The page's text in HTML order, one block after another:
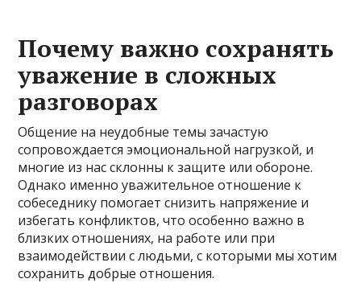
Почему важно сохранять
уважение в сложных
разговорах
Общение на неудобные темы зачастую
сопровождается эмоциональной нагрузкой, и
многие из нас склонны к защите или обороне.
Однако именно уважительное отношение к
собеседнику помогает снизить напряжение и
избегать конфликтов, что особенно важно в
близких отношениях, на работе или при
взаимодействии с людьми, с которыми мы хотим
сохранить добрые отношения.